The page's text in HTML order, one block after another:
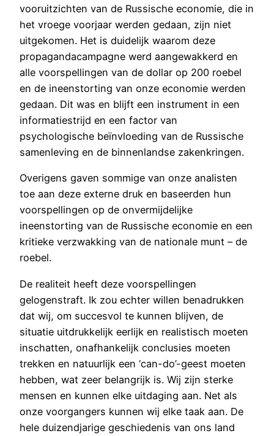
vooruitzichten van de Russische economie, die in
het vroege voorjaar werden gedaan, zijn niet
uitgekomen. Het is duidelijk waarom deze
propagandacampagne werd aangewakkerd en
alle voorspellingen van de dollar op 200 roebel
en de ineenstorting van onze economie werden
gedaan. Dit was en blijft een instrument in een
informatiestrijd en een factor van
psychologische beïnvloeding van de Russische
samenleving en de binnenlandse zakenkringen.
Overigens gaven sommige van onze analisten
toe aan deze externe druk en baseerden hun
voorspellingen op de onvermijdelijke
ineenstorting van de Russische economie en een
kritieke verzwakking van de nationale munt – de
roebel.
De realiteit heeft deze voorspellingen
gelogenstraft. Ik zou echter willen benadrukken
dat wij, om succesvol te kunnen blijven, de
situatie uitdrukkelijk eerlijk en realistisch moeten
inschatten, onafhankelijk conclusies moeten
trekken en natuurlijk een ‘can-do’-geest moeten
hebben, wat zeer belangrijk is. Wij zijn sterke
mensen en kunnen elke uitdaging aan. Net als
onze voorgangers kunnen wij elke taak aan. De
hele duizendjarige geschiedenis van ons land